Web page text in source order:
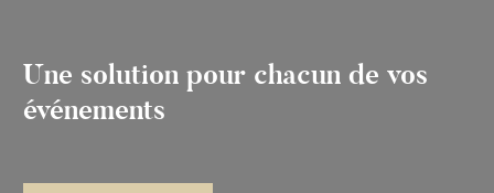
Une solution pour chacun de vos
événements